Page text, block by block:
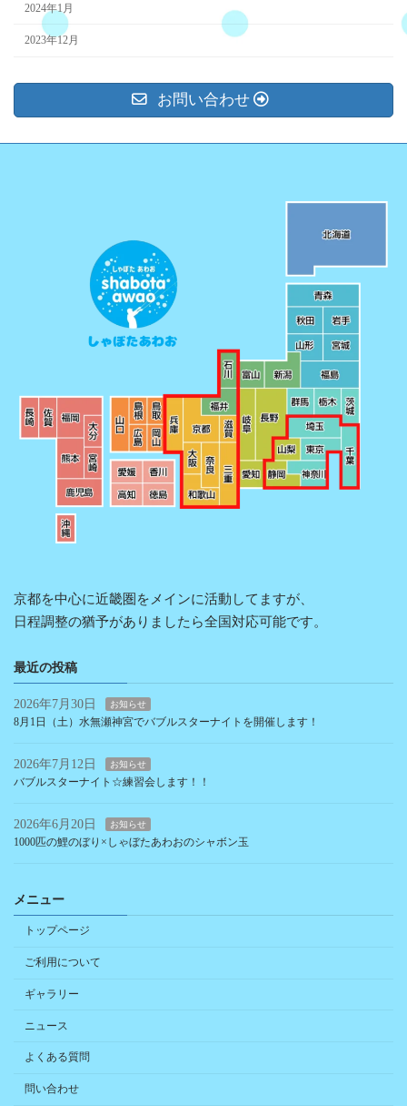
2024年1月
2023年12月
お問い合わせ
京都を中心に近畿圏をメインに活動してますが、
日程調整の猶予がありましたら全国対応可能です。
最近の投稿
2026年7月30日 お知らせ
8月1日（土）水無瀬神宮でバブルスターナイトを開催します！
2026年7月12日 お知らせ
バブルスターナイト☆練習会します！！
2026年6月20日 お知らせ
1000匹の鯉のぼり×しゃぼたあわおのシャボン玉
メニュー
トップページ
ご利用について
ギャラリー
ニュース
よくある質問
問い合わせ